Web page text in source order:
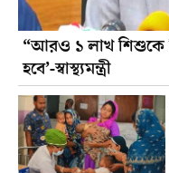
“আরও ১ লাখ শিশুকে
হবে’-স্বাস্থ্যমন্ত্রী